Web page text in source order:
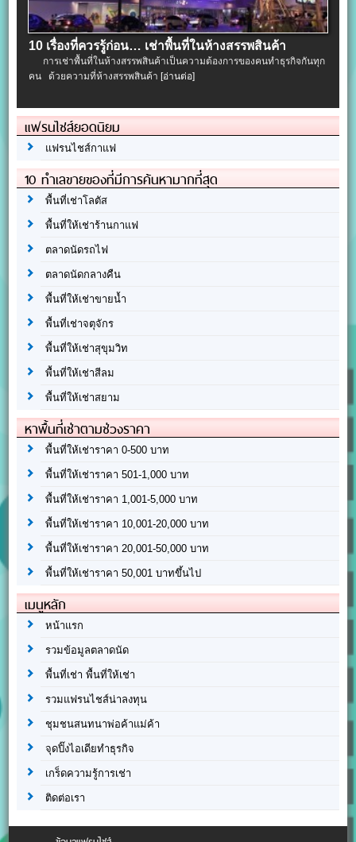
10 เรื่องที่ควรรู้ก่อน… เช่าพื้นที่ในห้างสรรพสินค้า
การเช่าพื้นที่ในห้างสรรพสินค้าเป็นความต้องการของคนทำธุรกิจกันทุก
คน ด้วยความที่ห้างสรรพสินค้า [อ่านต่อ]
แฟรนไชส์ยอดนิยม
แฟรนไชส์กาแฟ
10 ทำเลขายของที่มีการค้นหามากที่สุด
พื้นที่เช่าโลตัส
พื้นที่ให้เช่าร้านกาแฟ
ตลาดนัดรถไฟ
ตลาดนัดกลางคืน
พื้นที่ให้เช่าขายน้ำ
พื้นที่เช่าจตุจักร
พื้นที่ให้เช่าสุขุมวิท
พื้นที่ให้เช่าสีลม
พื้นที่ให้เช่าสยาม
หาพื้นที่เช่าตามช่วงราคา
พื้นที่ให้เช่าราคา 0-500 บาท
พื้นที่ให้เช่าราคา 501-1,000 บาท
พื้นที่ให้เช่าราคา 1,001-5,000 บาท
พื้นที่ให้เช่าราคา 10,001-20,000 บาท
พื้นที่ให้เช่าราคา 20,001-50,000 บาท
พื้นที่ให้เช่าราคา 50,001 บาทขึ้นไป
เมนูหลัก
หน้าแรก
รวมข้อมูลตลาดนัด
พื้นที่เช่า พื้นที่ให้เช่า
รวมแฟรนไชส์น่าลงทุน
ชุมชนสนทนาพ่อค้าแม่ค้า
จุดปิ๊งไอเดียทำธุรกิจ
เกร็ดความรู้การเช่า
ติดต่อเรา